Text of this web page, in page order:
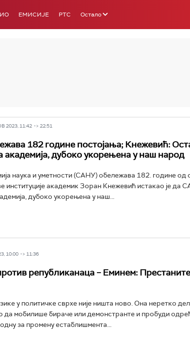
ЕМИСИЈЕ РТС Остало
11:42 -> 22:51
182 године постојања; Кнежевић:
академија, дубоко укорењена у наш народ
наука и уметности (САНУ) обележава 182. године од
институције академик Зоран Кнежевић истакао је да
дубоко укорењена у наш...
10:00 -> 11:36
републиканаца – Еминем:
у политичке сврхе није ништа ново. Она неретко
да мобилише бираче или демонстранте и пробуди
за промену естаблишмента...
РТС 3